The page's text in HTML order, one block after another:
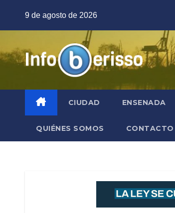
9 de agosto de 2026
CIUDAD ENSENADA
QUIÉNES SOMOS CONTACTO